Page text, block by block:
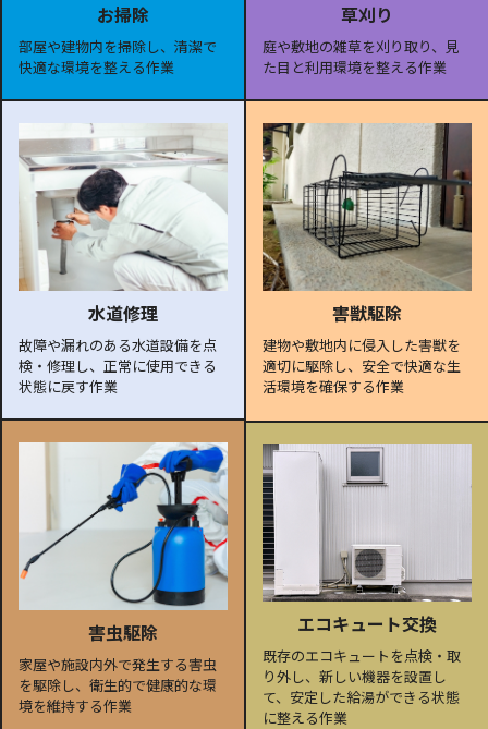
お掃除
部屋や建物内を掃除し、清潔で
快適な環境を整える作業
草刈り
庭や敷地の雑草を刈り取り、見
た目と利用環境を整える作業
水道修理
故障や漏れのある水道設備を点
検・修理し、正常に使用できる
状態に戻す作業
害獣駆除
建物や敷地内に侵入した害獣を
適切に駆除し、安全で快適な生
活環境を確保する作業
害虫駆除
家屋や施設内外で発生する害虫
を駆除し、衛生的で健康的な環
境を維持する作業
エコキュート交換
既存のエコキュートを点検・取
り外し、新しい機器を設置し
て、安定した給湯ができる状態
に整える作業